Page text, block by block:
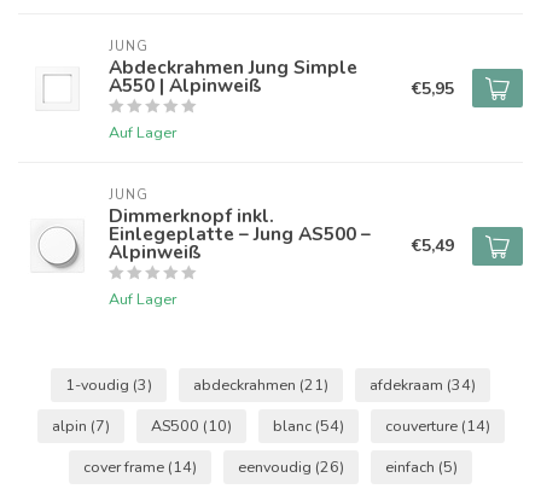
JUNG
Abdeckrahmen Jung Simple
A550 | Alpinweiß
Auf Lager
€5,95
JUNG
Dimmerknopf inkl.
Einlegeplatte – Jung AS500 –
Alpinweiß
Auf Lager
€5,49
1-voudig (3) abdeckrahmen (21) afdekraam (34)
alpin (7) AS500 (10) blanc (54) couverture (14)
cover frame (14) eenvoudig (26) einfach (5)